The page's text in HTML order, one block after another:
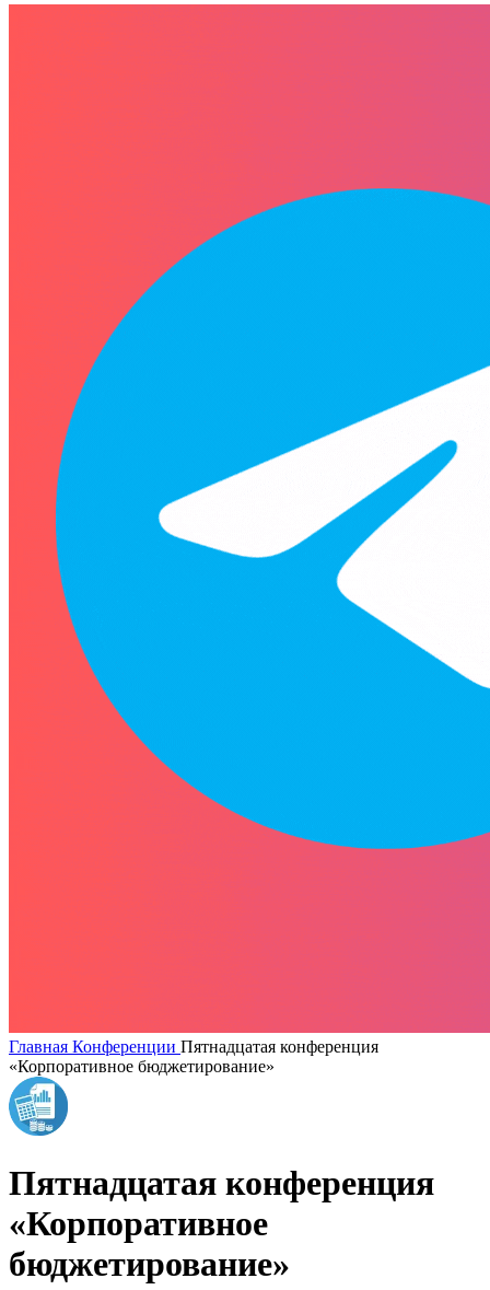
Главная Конференции Пятнадцатая конференция
«Корпоративное бюджетирование»
Пятнадцатая конференция
«Корпоративное
бюджетирование»